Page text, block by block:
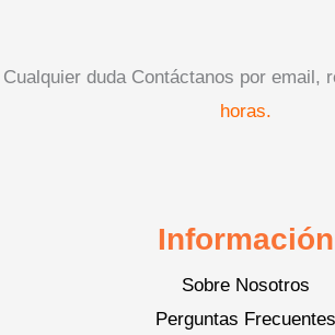
Cualquier duda Contáctanos por email,
horas.
Información
Sobre Nosotros
Perguntas Frecuentes